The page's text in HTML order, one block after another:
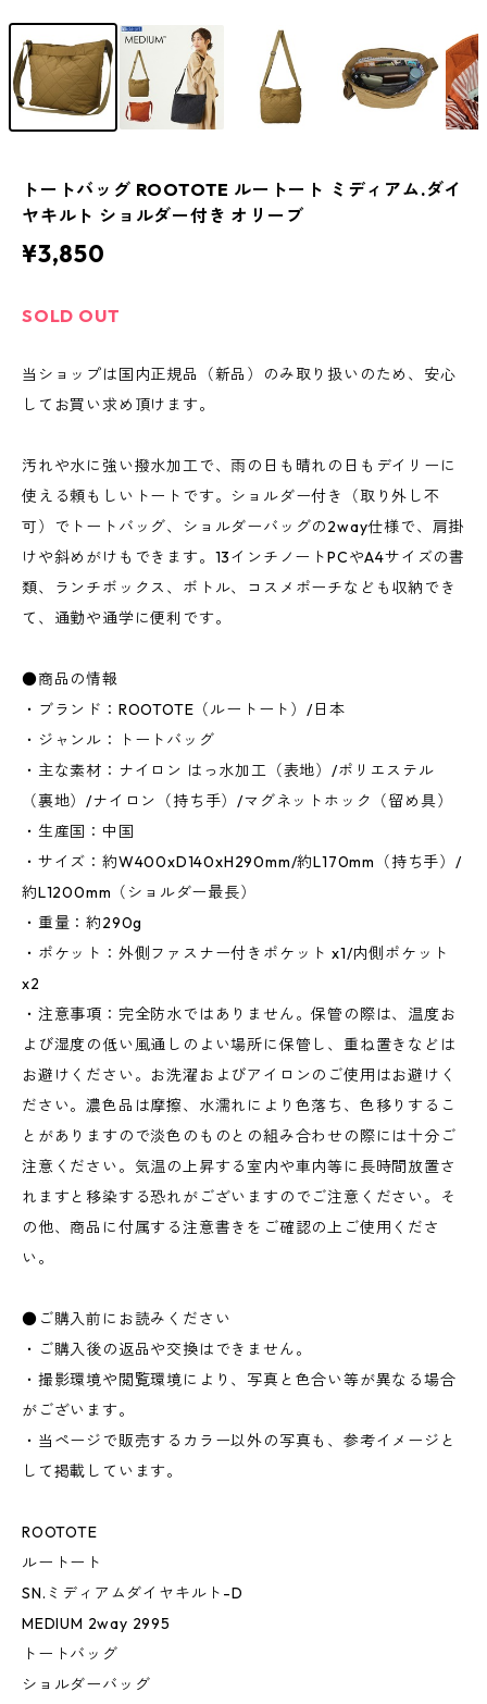
トートバッグ ROOTOTE ルートート ミディアム.ダイ
ヤキルト ショルダー付き オリーブ
¥3,850
SOLD OUT
当ショップは国内正規品（新品）のみ取り扱いのため、安心
してお買い求め頂けます。
汚れや水に強い撥水加工で、雨の日も晴れの日もデイリーに
使える頼もしいトートです。ショルダー付き（取り外し不
可）でトートバッグ、ショルダーバッグの2way仕様で、肩掛
けや斜めがけもできます。13インチノートPCやA4サイズの書
類、ランチボックス、ボトル、コスメポーチなども収納でき
て、通勤や通学に便利です。
●商品の情報
・ブランド：ROOTOTE（ルートート）/日本
・ジャンル：トートバッグ
・主な素材：ナイロン はっ水加工（表地）/ポリエステル
（裏地）/ナイロン（持ち手）/マグネットホック（留め具）
・生産国：中国
・サイズ：約W400xD140xH290mm/約L170mm（持ち手）/
約L1200mm（ショルダー最長）
・重量：約290g
・ポケット：外側ファスナー付きポケット x1/内側ポケット
x2
・注意事項：完全防水ではありません。保管の際は、温度お
よび湿度の低い風通しのよい場所に保管し、重ね置きなどは
お避けください。お洗濯およびアイロンのご使用はお避けく
ださい。濃色品は摩擦、水濡れにより色落ち、色移りするこ
とがありますので淡色のものとの組み合わせの際には十分ご
注意ください。気温の上昇する室内や車内等に長時間放置さ
れますと移染する恐れがございますのでご注意ください。そ
の他、商品に付属する注意書きをご確認の上ご使用くださ
い。
●ご購入前にお読みください
・ご購入後の返品や交換はできません。
・撮影環境や閲覧環境により、写真と色合い等が異なる場合
がございます。
・当ページで販売するカラー以外の写真も、参考イメージと
して掲載しています。
ROOTOTE
ルートート
SN.ミディアムダイヤキルト-D
MEDIUM 2way 2995
トートバッグ
ショルダーバッグ